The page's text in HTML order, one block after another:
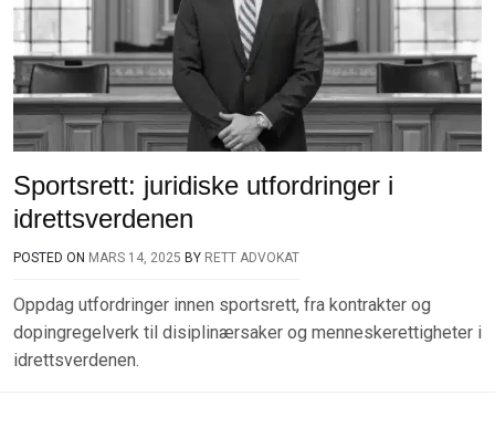
Sportsrett: juridiske utfordringer i
idrettsverdenen
POSTED ON MARS 14, 2025 BY RETT ADVOKAT
Oppdag utfordringer innen sportsrett, fra kontrakter og
dopingregelverk til disiplinærsaker og menneskerettigheter i
idrettsverdenen.